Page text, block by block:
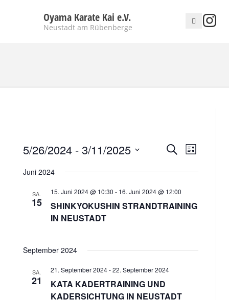
Oyama Karate Kai e.V.
Neustadt am Rübenberge
Ansichten,
Navigation
SucheListe
5/26/2024 - 3/11/2025
wählen.
Juni 2024
SA.
15
15. Juni 2024 @ 10:30 - 16. Juni 2024 @ 12:00
SHINKYOKUSHIN STRANDTRAINING
IN NEUSTADT
September 2024
SA.
21
21. September 2024-22. September 2024
KATA KADERTRAINING UND
KADERSICHTUNG IN NEUSTADT